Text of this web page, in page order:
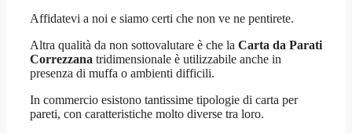
Affidatevi a noi e siamo certi che non ve ne pentirete.
Altra qualità da non sottovalutare è che la Carta da Parati
Correzzana tridimensionale è utilizzabile anche in
presenza di muffa o ambienti difficili.
In commercio esistono tantissime tipologie di carta per
pareti, con caratteristiche molto diverse tra loro.